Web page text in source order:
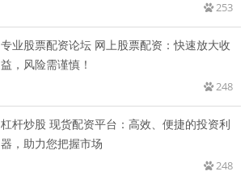
253
专业股票配资论坛 网上股票配资：快速放大收
益，风险需谨慎！
248
杠杆炒股 现货配资平台：高效、便捷的投资利
器，助力您把握市场
248